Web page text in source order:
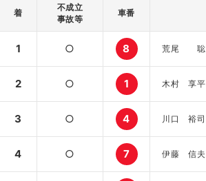
着
不成立
事故等
車番
1 ○ 8 荒尾 聡
2 ○ 1 木村 享平
3 ○ 4 川口 裕司
4 ○ 7 伊藤 信夫